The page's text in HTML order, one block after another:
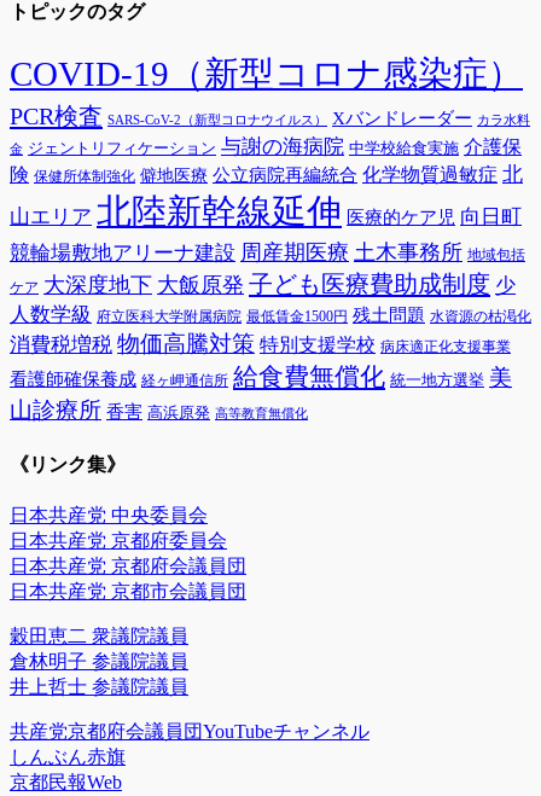
カ
ブ
トピックのタグ
COVID-19（新型コロナ感染症）
PCR検査 SARS-CoV-2（新型コロナウイルス） Xバンドレーダー カラ水料
金 ジェントリフィケーション 与謝の海病院 中学校給食実施 介護保
険 保健所体制強化 僻地医療 公立病院再編統合 化学物質過敏症 北
山エリア 北陸新幹線延伸 医療的ケア児 向日町
競輪場敷地アリーナ建設 周産期医療 土木事務所 地域包括
ケア 大深度地下 大飯原発 子ども医療費助成制度 少
人数学級 府立医科大学附属病院 最低賃金1500円 残土問題 水資源の枯渇化
消費税増税 物価高騰対策 特別支援学校 病床適正化支援事業
看護師確保養成 経ヶ岬通信所 給食費無償化 統一地方選挙 美
山診療所 香害 高浜原発 高等教育無償化
《リンク集》
日本共産党 中央委員会
日本共産党 京都府委員会
日本共産党 京都府会議員団
日本共産党 京都市会議員団
穀田恵二 衆議院議員
倉林明子 参議院議員
井上哲士 参議院議員
共産党京都府会議員団YouTubeチャンネル
しんぶん赤旗
京都民報Web